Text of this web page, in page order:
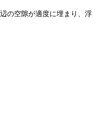
の空隙が適度に埋まり、浮